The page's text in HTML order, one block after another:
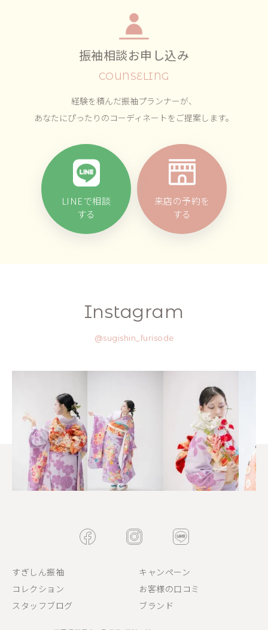
来店の予約を
する
振袖相談お申し込み
COUNSELING
経験を積んだ振袖プランナーが、
あなたにぴったりのコーディネートをご提案します。
LINEで相談
する
Instagram
@sugishin_furisode
すぎしん振袖
キャンペーン
コレクション
お客様の口コミ
スタッフブログ
ブランド